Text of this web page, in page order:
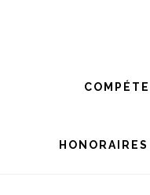
principaleHONORAIRES